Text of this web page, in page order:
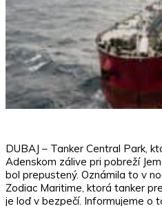
DUBAJ – Tanker Central Park,
Adenskom zálive pri pobreží
bol prepustený. Oznámila to v
Zodiac Maritime, ktorá tanker
je loď v bezpečí. Informujeme o